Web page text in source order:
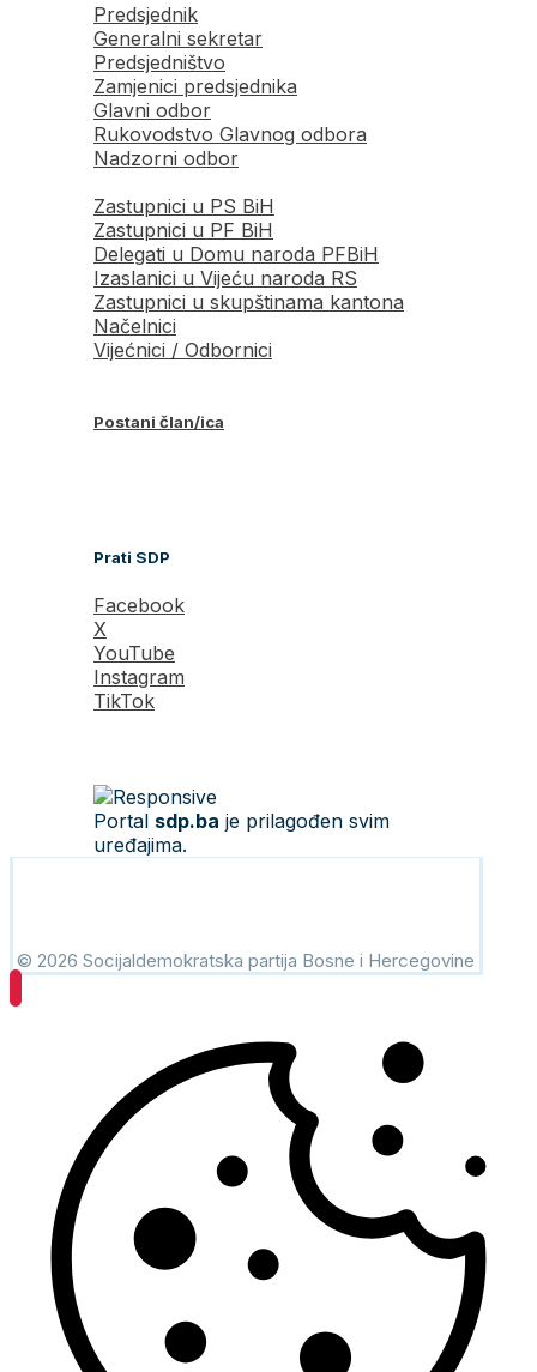
Predsjednik
Generalni sekretar
Predsjedništvo
Zamjenici predsjednika
Glavni odbor
Rukovodstvo Glavnog odbora
Nadzorni odbor
Zastupnici u PS BiH
Zastupnici u PF BiH
Delegati u Domu naroda PFBiH
Izaslanici u Vijeću naroda RS
Zastupnici u skupštinama kantona
Načelnici
Vijećnici / Odbornici
Postani član/ica
Prati SDP
Facebook
X
YouTube
Instagram
TikTok
Portal sdp.ba je prilagođen svim
uređajima.
© 2026 Socijaldemokratska partija Bosne i Hercegovine